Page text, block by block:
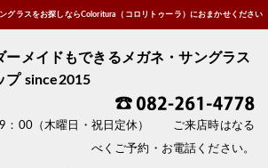
グラスをお探しならColoritura（コロリトゥーラ）におまかせください
ーメイドもできるメガネ・サングラス
プ since2015
：00（木曜日・祝日定休） ご来店時はなる
べくご予約・お電話ください。